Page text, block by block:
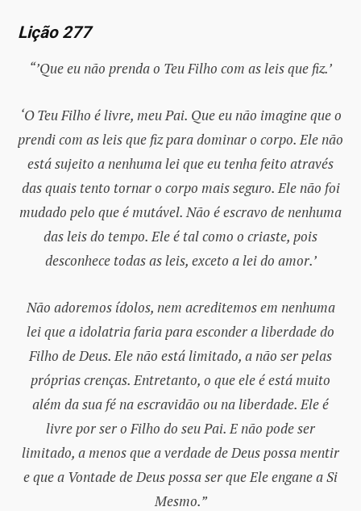
Lição 277
“’Que eu não prenda o Teu Filho com as leis que fiz.’
‘O Teu Filho é livre, meu Pai. Que eu não imagine que o
prendi com as leis que fiz para dominar o corpo. Ele não
está sujeito a nenhuma lei que eu tenha feito através
das quais tento tornar o corpo mais seguro. Ele não foi
mudado pelo que é mutável. Não é escravo de nenhuma
das leis do tempo. Ele é tal como o criaste, pois
desconhece todas as leis, exceto a lei do amor.’
Não adoremos ídolos, nem acreditemos em nenhuma
lei que a idolatria faria para esconder a liberdade do
Filho de Deus. Ele não está limitado, a não ser pelas
próprias crenças. Entretanto, o que ele é está muito
além da sua fé na escravidão ou na liberdade. Ele é
livre por ser o Filho do seu Pai. E não pode ser
limitado, a menos que a verdade de Deus possa mentir
e que a Vontade de Deus possa ser que Ele engane a Si
Mesmo.”